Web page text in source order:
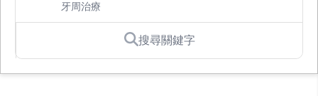
牙周治療
搜尋關鍵字